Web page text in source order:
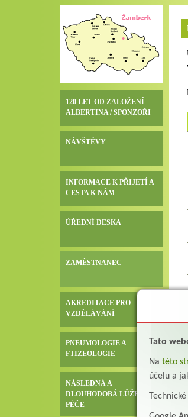
120 LET OD ZALOŽENÍ
ALBERTINA / SPONZOŘI
NÁVŠTĚVY
INFORMACE K PŘIJETÍ A
CESTA K NÁM
ÚŘEDNÍ DESKA
ZAMĚSTNANEC
AKREDITACE PRO
VZDĚLÁVÁNÍ
PNEUMOLOGIE A
FTIZEOLOGIE
NÁSLEDNÁ A
DLOUHODOBÁ LŮŽKOVÁ
PÉČE
Tato
Na této
účelu a